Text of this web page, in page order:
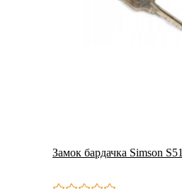
Замок бардачка Simson S51